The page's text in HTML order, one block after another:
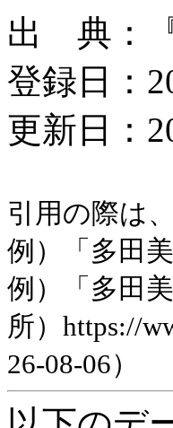
出 典：『
登録日：
更新日：
引用の際は
例）「多田
例）「多田
所）https://
26-08-06）